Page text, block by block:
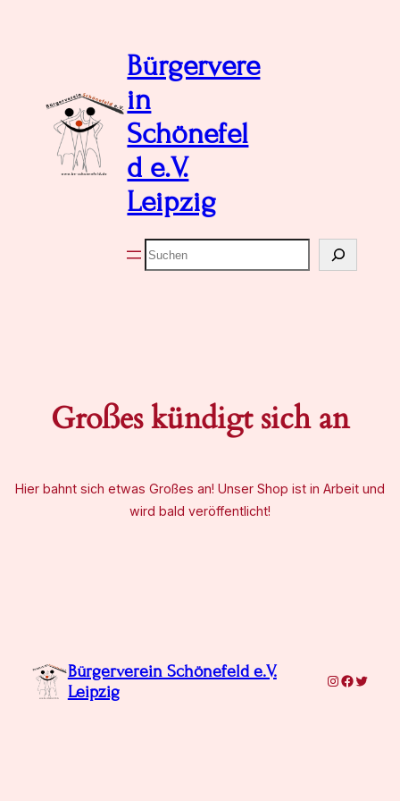
Bürgervere
in
Schönefel
d e.V.
Leipzig
Suchen
Großes kündigt sich an
Hier bahnt sich etwas Großes an! Unser Shop ist in Arbeit und
wird bald veröffentlicht!
Bürgerverein Schönefeld e.V.
Leipzig
Instagram
Facebook
Twitter